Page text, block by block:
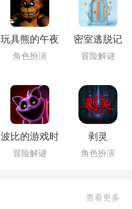
玩具熊的午夜
后宫
角色扮演
密室逃脱记
冒险解谜
波比的游戏时
间第三章
冒险解谜
剥灵
角色扮演
查看更多